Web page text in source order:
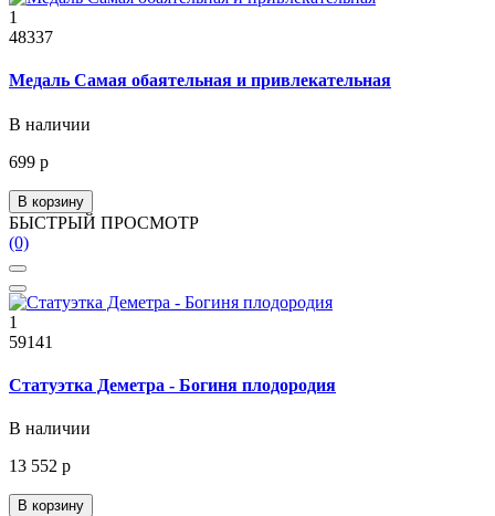
1
48337
Медаль Самая обаятельная и привлекательная
В наличии
699 р
В корзину
БЫСТРЫЙ ПРОСМОТР
(0)
1
59141
Статуэтка Деметра - Богиня плодородия
В наличии
13 552 р
В корзину